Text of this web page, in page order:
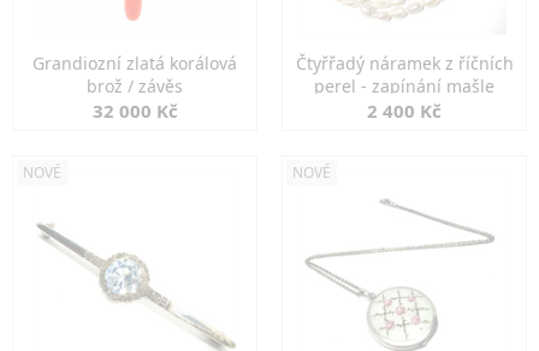
Grandiozní zlatá korálová
brož / závěs
32 000 Kč
Čtyřřadý náramek z říčních
perel - zapínání mašle
2 400 Kč
NOVÉ NOVÉ